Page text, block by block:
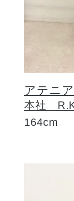
アテニ
本社
164cm